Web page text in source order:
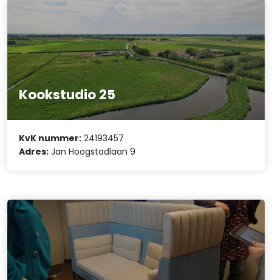
Kookstudio 25
KvK nummer: 24193457
Adres: Jan Hoogstadlaan 9